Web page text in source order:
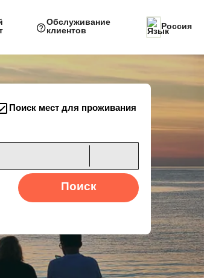
Обслуживание
клиентов
Россия
Поиск мест для проживания
Поиск